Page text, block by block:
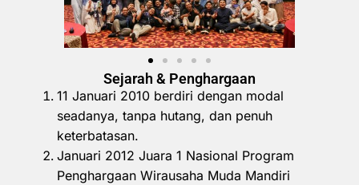
Sejarah & Penghargaan
11 Januari 2010 berdiri dengan modal
seadanya, tanpa hutang, dan penuh
keterbatasan.
Januari 2012 Juara 1 Nasional Program
Penghargaan Wirausaha Muda Mandiri